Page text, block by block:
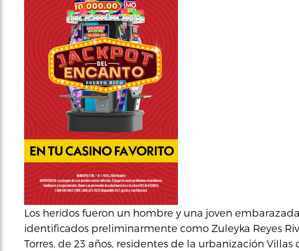
Los heridos fueron un hombre y una joven
identificados preliminarmente como Zuleyka Reyes
Torres, de 23 años, residentes de la urbanización Villas